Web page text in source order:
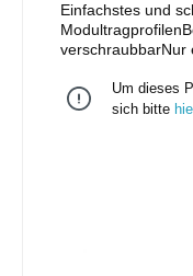
Einfachstes und
verschraubbarNur
MarktUniversell
120) mit den
Um dieses
sich bitte